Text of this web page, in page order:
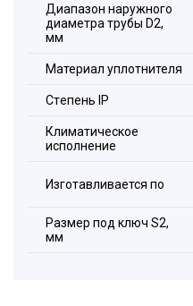
1. Корпус.
Диапазон наружного
диаметра трубы D2,
мм
Материал уплотнителя
Стeпень IP
Климатическое
исполнение
Изготавливается по
Размер под ключ S2,
мм